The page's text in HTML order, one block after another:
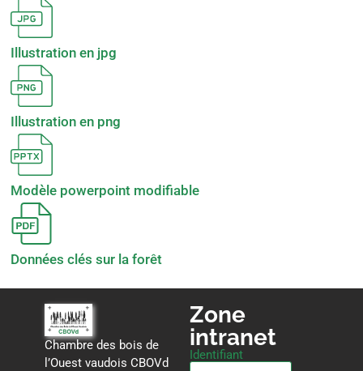
Illustration en jpg
Illustration en png
Modèle powerpoint modifiable
Données clés sur la forêt
Chambre des bois de
l’Ouest vaudois CBOVd
Zone
intranet
Identifiant